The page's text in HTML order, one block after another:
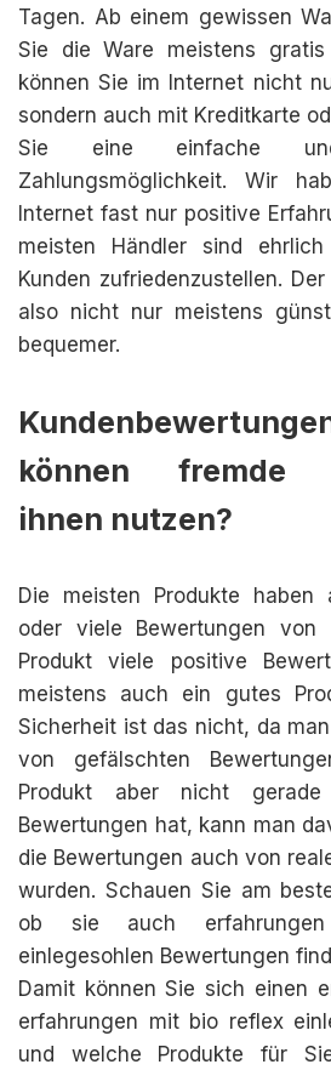
Tagen. Ab einem gewissen
Sie die Ware meistens gratis
können Sie im Internet nicht
sondern auch mit Kreditkarte
Sie eine einfache und
Zahlungsmöglichkeit. Wir
Internet fast nur positive
meisten Händler sind
Kunden zufriedenzustellen.
also nicht nur meistens
bequemer.
können fremde
ihnen nutzen?
Die meisten Produkte haben
oder viele Bewertungen von
Produkt viele positive
meistens auch ein gutes
Sicherheit ist das nicht, da
von gefälschten
Produkt aber nicht
Bewertungen hat, kann man
die Bewertungen auch von
wurden. Schauen Sie am
ob sie auch
einlegesohlen Bewertungen
Damit können Sie sich einen
erfahrungen mit bio reflex
und welche Produkte für